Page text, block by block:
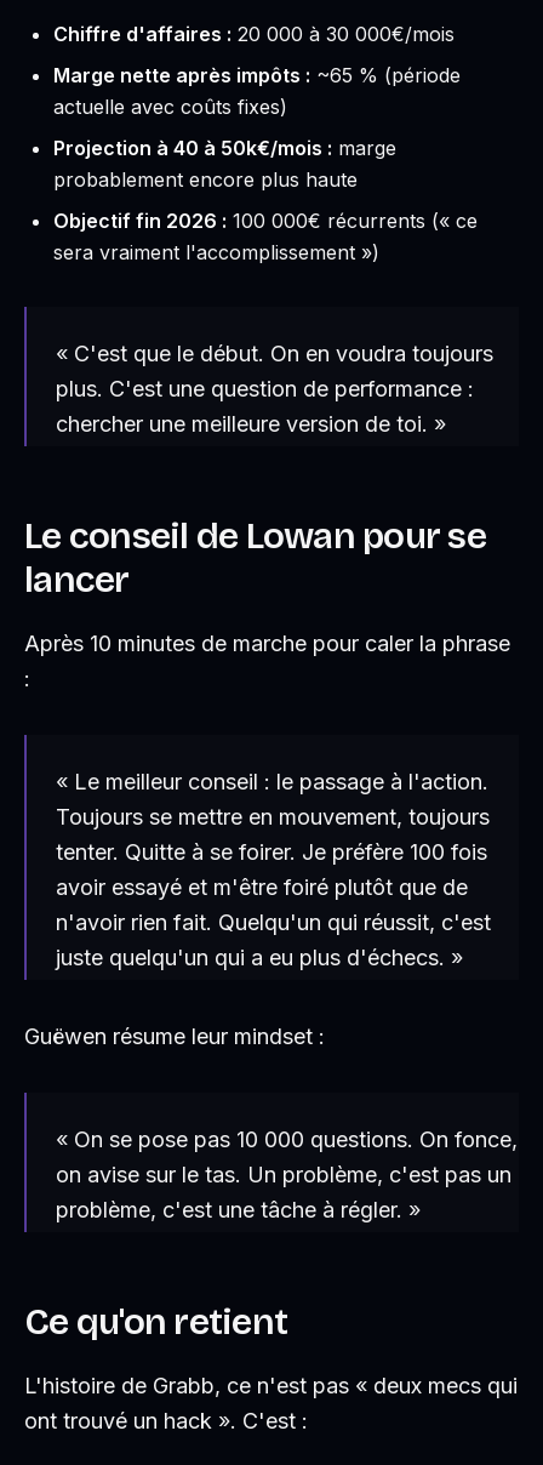
Chiffre d'affaires : 20 000 à 30 000€/mois
Marge nette après impôts : ~65 % (période
actuelle avec coûts fixes)
Projection à 40 à 50k€/mois : marge
probablement encore plus haute
Objectif fin 2026 : 100 000€ récurrents (« ce
sera vraiment l'accomplissement »)
« C'est que le début. On en voudra toujours
plus. C'est une question de performance :
chercher une meilleure version de toi. »
Le conseil de Lowan pour se
lancer
Après 10 minutes de marche pour caler la phrase
:
« Le meilleur conseil : le passage à l'action.
Toujours se mettre en mouvement, toujours
tenter. Quitte à se foirer. Je préfère 100 fois
avoir essayé et m'être foiré plutôt que de
n'avoir rien fait. Quelqu'un qui réussit, c'est
juste quelqu'un qui a eu plus d'échecs. »
Guëwen résume leur mindset :
« On se pose pas 10 000 questions. On fonce,
on avise sur le tas. Un problème, c'est pas un
problème, c'est une tâche à régler. »
Ce qu'on retient
L'histoire de Grabb, ce n'est pas « deux mecs qui
ont trouvé un hack ». C'est :